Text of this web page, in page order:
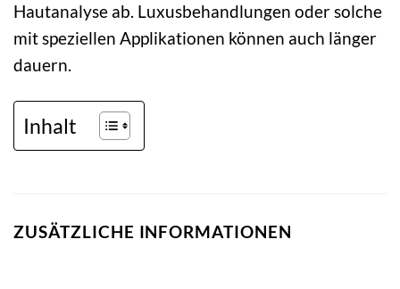
Hautanalyse ab. Luxusbehandlungen oder solche
mit speziellen Applikationen können auch länger
dauern.
Inhalt
ZUSÄTZLICHE INFORMATIONEN